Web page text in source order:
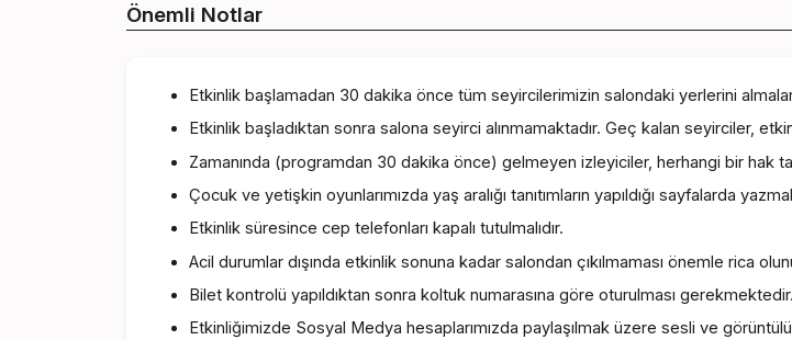
Önemli Notlar
Etkinlik başlamadan 30 dakika önce tüm seyircilerimizin salondaki yerlerini
Etkinlik başladıktan sonra salona seyirci alınmamaktadır. Geç kalan seyirciler,
Zamanında (programdan 30 dakika önce) gelmeyen izleyiciler, herhangi bir hak
Çocuk ve yetişkin oyunlarımızda yaş aralığı tanıtımların yapıldığı sayfalarda
Etkinlik süresince cep telefonları kapalı tutulmalıdır.
Acil durumlar dışında etkinlik sonuna kadar salondan çıkılmaması önemle rica
Bilet kontrolü yapıldıktan sonra koltuk numarasına göre oturulması gerekmektedir.
Etkinliğimizde Sosyal Medya hesaplarımızda paylaşılmak üzere sesli ve görüntülü